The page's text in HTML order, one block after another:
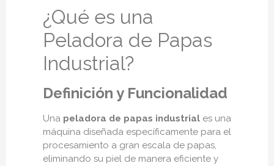
¿Qué es una
Peladora de Papas
Industrial?
Definición y Funcionalidad
Una peladora de papas industrial es una
máquina diseñada específicamente para el
procesamiento a gran escala de papas,
eliminando su piel de manera eficiente y